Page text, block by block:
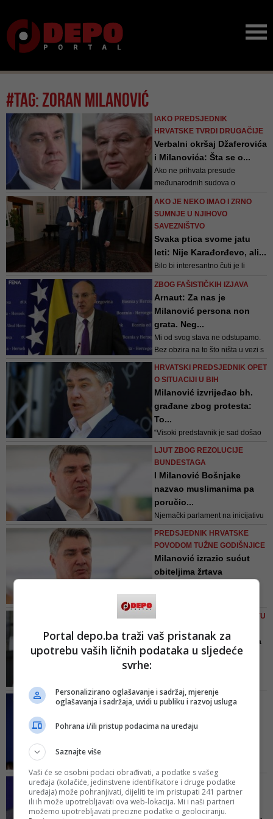
#tag: zoran milanović
IAKO PREDSJEDNIK
HRVATSKE TVRDI DRUGAČIJE
Verbalni okršaj Džaferovića
i Milanovića: Šta se o...
Ako ne prihvata presude
međunarodnih sudova o
predsjedavajućeg Predsjedništva
AKO JE NEKO IMAO I ZRNO
SUMNJE U NJIHOVO
SAVEZNIŠTVO
Svaka ptica svome jatu
leti: Nije Karađorđevo, ali...
Bilo bi interesantno čuti je li
Milanović poslao kakve poruke
razgovarali o komadanju BiH
ZBOG FAŠISTIČKIH IZJAVA
Arnaut: Za nas je
Milanović persona non
grata. Neg...
Mi od svog stava ne odstupamo.
Bez obzira na to što ništa u vezi s
sastaju s njim i razgovaraju, za
nas je on nepoželjan, poručio je
Arnaut
HRVATSKI PREDSJEDNIK OPET
O SITUACIJI U BIH
Milanović izvrijeđao bh.
građane zbog protesta:
To...
“Visoki predstavnik je sad došao
složenija”, rekao je predsjednik
RH
LJUT ZBOG REZOLUCIJE
BUNDESTAGA
I Milanović Bošnjake
nazvao muslimanima pa
poručio...
Njemački parlament na inicijativu
bošnjačko muslimanskih lobista,
neizbalansiranu rezoluciju - rekao
PREDSJEDNIK HRVATSKE
POVODOM TUŽNE GODIŠNJICE
Milanović izrazio sućut
obiteljima žrtava
svoju sućut obiteljima i bližnjima
svih žrtava tog bezumnog zločina,
napisao je Milanović
ZORAN MILANOVIĆ NA SAMITU
'Destabilizacija BiH mogla
bi imati ozbiljne impli...
nacionalni interes i sigurnost.
Daljnja destabilizacija Bosne i
implikacije za širu regiju i NATO.
HRVATSKI PREMIJER IZ
Plenković se obrušio na
predsjednicu Komisije,
predsjednika Europskog vijeća,
prijeti blokadom Finske i Švedske
u NATO-u, koje apsolutno nikakve
VISOKI PREDSTAVNIK
REAGOVAO NA IZJAVE
PREDSJEDNIKA RH
Portal depo.ba traži vaš pristanak za
upotrebu vaših ličnih podataka u sljedeće
svrhe:
Personalizirano oglašavanje i sadržaj, mjerenje
oglašavanja i sadržaja, uvidi u publiku i razvoj usluga
Pohrana i/ili pristup podacima na uređaju
Saznajte više
Vaši će se osobni podaci obrađivati, a podatke s vašeg
uređaja (kolačiće, jedinstvene identifikatore i druge podatke
uređaja) može pohranjivati, dijeliti te im pristupati 241 partner
ili ih može upotrebljavati ova web-lokacija. Mi i naši partneri
možemo upotrebljavati precizne podatke o geolociranju.